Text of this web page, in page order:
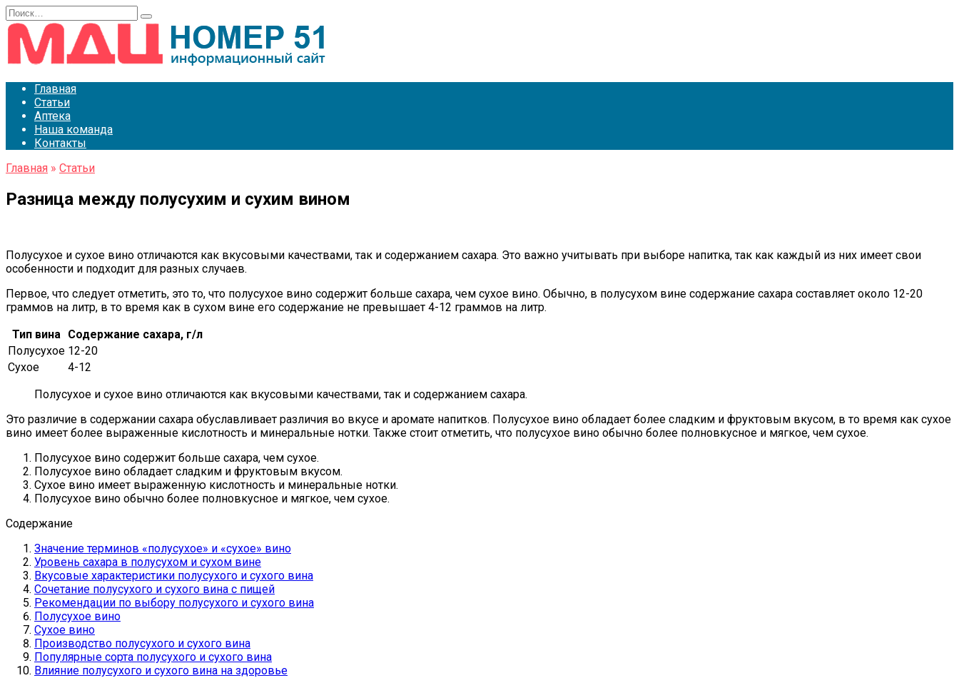
Перейти
к
содержанию
Search
for:
Главная
Статьи
Аптека
Наша команда
Контакты
Главная » Статьи
Разница между полусухим и сухим вином
Полусухое и сухое вино отличаются как вкусовыми качествами, так и содержанием сахара. Это важно учитывать при выборе напитка, так как каждый из них имеет свои
особенности и подходит для разных случаев.
Первое, что следует отметить, это то, что полусухое вино содержит больше сахара, чем сухое вино. Обычно, в полусухом вине содержание сахара составляет около 12-20
граммов на литр, в то время как в сухом вине его содержание не превышает 4-12 граммов на литр.
Тип вина Содержание сахара, г/л
Полусухое 12-20
Сухое
4-12
Полусухое и сухое вино отличаются как вкусовыми качествами, так и содержанием сахара.
Это различие в содержании сахара обуславливает различия во вкусе и аромате напитков. Полусухое вино обладает более сладким и фруктовым вкусом, в то время как сухое
вино имеет более выраженные кислотность и минеральные нотки. Также стоит отметить, что полусухое вино обычно более полновкусное и мягкое, чем сухое.
Полусухое вино содержит больше сахара, чем сухое.
Полусухое вино обладает сладким и фруктовым вкусом.
Сухое вино имеет выраженную кислотность и минеральные нотки.
Полусухое вино обычно более полновкусное и мягкое, чем сухое.
Содержание
Значение терминов «полусухое» и «сухое» вино
Уровень сахара в полусухом и сухом вине
Вкусовые характеристики полусухого и сухого вина
Сочетание полусухого и сухого вина с пищей
Рекомендации по выбору полусухого и сухого вина
Полусухое вино
Сухое вино
Производство полусухого и сухого вина
Популярные сорта полусухого и сухого вина
Влияние полусухого и сухого вина на здоровье